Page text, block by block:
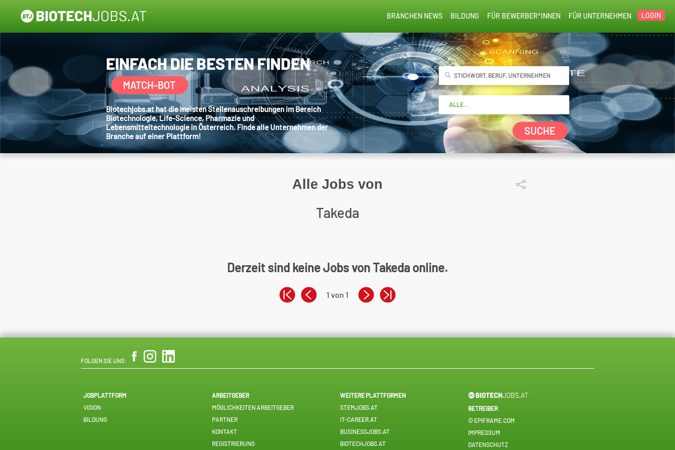
LOGIN
FÜR UNTERNEHMEN
FÜR BEWERBER*INNEN
BILDUNG
BRANCHEN NEWS
EINFACH DIE BESTEN FINDEN
MATCH-BOT
Biotechjobs.at hat die meisten Stellenauschreibungen im Bereich
Biotechnologie, Life-Science, Pharmazie und
Lebensmitteltechnologie in Österreich. Finde alle Unternehmen der
Branche auf einer Plattform!
SUCHE
Alle Jobs von
Takeda
Derzeit sind keine Jobs von Takeda online.
1 von 1
FOLGEN SIE UNS:
JOBPLATTFORM
VISION
BILDUNG
ARBEITGEBER
MÖGLICHKEITEN ARBEITGEBER
PARTNER
KONTAKT
REGISTRIERUNG
WEITERE PLATTFORMEN
STEMJOBS.AT
IT-CAREER.AT
BUSINESSJOBS.AT
BIOTECHJOBS.AT
BETREIBER
© EPIFRAME.COM
IMPRESSUM
DATENSCHUTZ